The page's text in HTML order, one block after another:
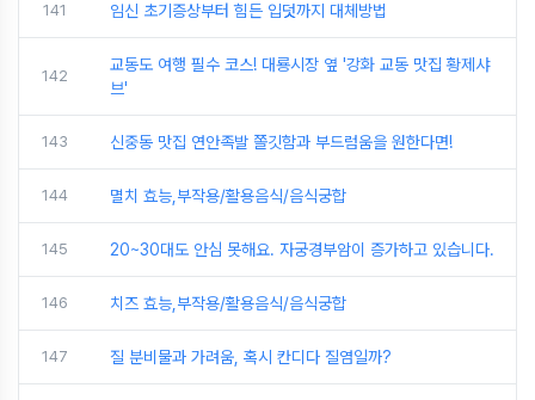
141 임신 초기증상부터 힘든 입덧까지 대체방법
142
교동도 여행 필수 코스! 대룡시장 옆 '강화 교동 맛집 황제샤
브'
143 신중동 맛집 연안족발 쫄깃함과 부드럼움을 원한다면!
144 멸치 효능,부작용/활용음식/음식궁합
145 20~30대도 안심 못해요. 자궁경부암이 증가하고 있습니다.
146 치즈 효능,부작용/활용음식/음식궁합
147 질 분비물과 가려움, 혹시 칸디다 질염일까?